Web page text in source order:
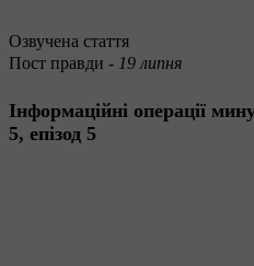
Озвучена стаття
Пост правди - 19 липня
Інформаційні операції
5, епізод 5